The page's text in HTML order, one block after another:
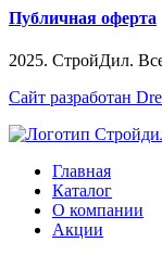
Публичная оферта
2025. СтройДил.
Сайт разработан
Главная
Каталог
О компании
Акции